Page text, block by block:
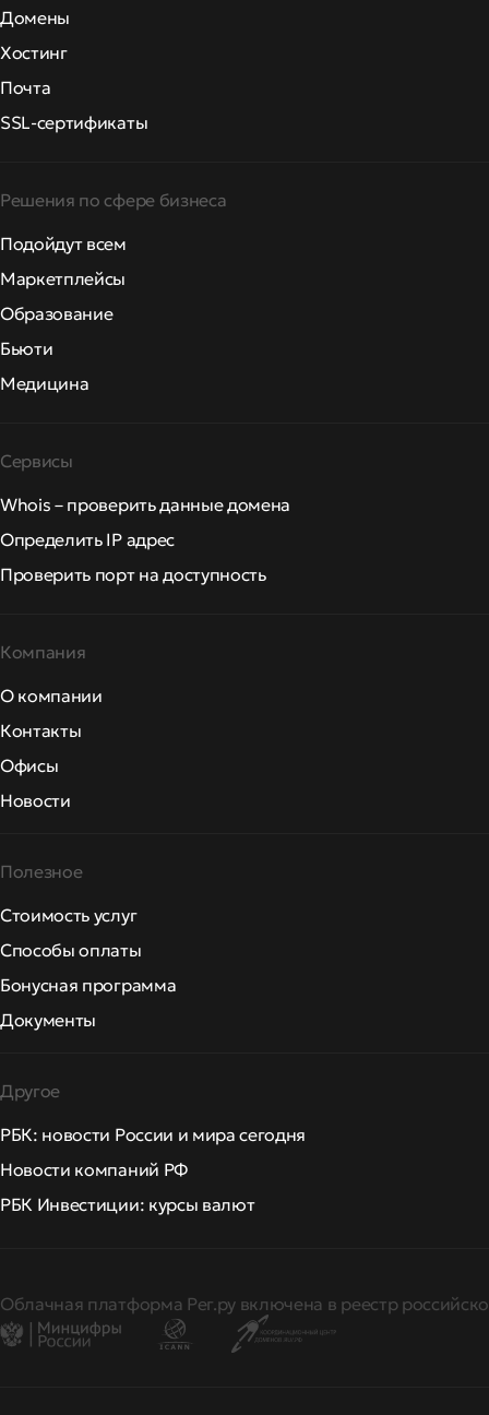
Домены
Хостинг
Почта
SSL-сертификаты
Решения по сфере бизнеса
Подойдут всем
Маркетплейсы
Образование
Бьюти
Медицина
Сервисы
Whois – проверить данные домена
Определить IP адрес
Проверить порт на доступность
Компания
О компании
Контакты
Офисы
Новости
Полезное
Стоимость услуг
Способы оплаты
Бонусная программа
Документы
Другое
РБК: новости России и мира сегодня
Новости компаний РФ
РБК Инвестиции: курсы валют
Облачная платформа Рег.ру включена в реестр